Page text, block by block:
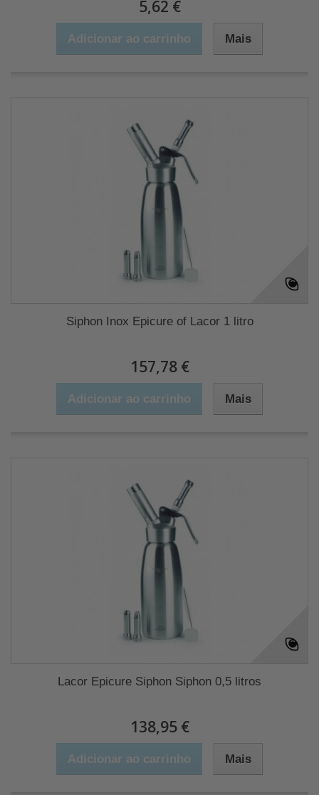
5,62 €
Adicionar ao carrinho Mais
Siphon Inox Epicure of Lacor 1 litro
157,78 €
Adicionar ao carrinho Mais
Lacor Epicure Siphon Siphon 0,5 litros
138,95 €
Adicionar ao carrinho Mais